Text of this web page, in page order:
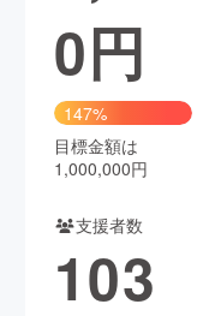
Creation
コミュニティ
0円
147%
目標金額は
1,000,000円
支援者数
103